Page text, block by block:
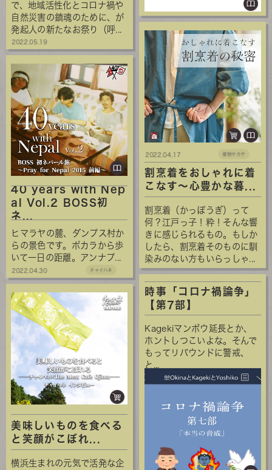
で、地域活性化とコロナ禍や
自然災害の鎮魂のために、が
発起人の新たなお祭り（呼...
2022.05.19
40 years with Nep
al Vol.2 BOSS初
ネ...
ヒマラヤの麓、ダンプス村か
らの景色です。ポカラから歩
いて一日の距離。アンナプ...
2022.04.30 チャイハネ
割烹着をおしゃれに着
こなす～心豊かな暮...
割烹着（かっぽうぎ）って
何？江戸っ子！粋！そんな響
きに感じられるもの。もしか
したら、割烹着そのものに馴
染みのない方もいらっしゃ...
2022.04.17 倭物やカヤ
美味しいものを食べる
と笑顔がこぼれ...
横浜生まれの元気で活発な企
時事「コロナ禍論争」
【第7部】
Kagekiマンボウ延長とか、
ホントしつこいよな。そんで
もってリバウンドに警戒、
と...